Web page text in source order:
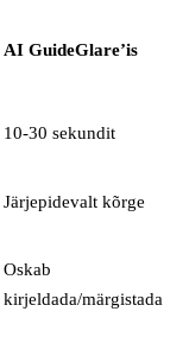
AI GuideGlare’is
10-30 sekundit
Järjepidevalt kõrge
Oskab
kirjeldada/märgistada